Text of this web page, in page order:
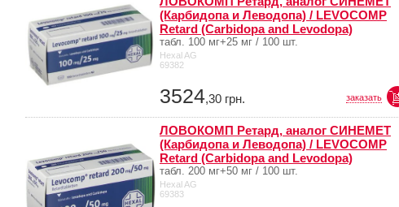
(Карбидопа и Леводопа) / LEVOCOMP
Retard (Carbidopa and Levodopa)
табл. 100 мг+25 мг / 100 шт.
Hexal AG
69382
3524,30 грн. заказать
ЛОВОКОМП Ретард, аналог СИНЕМЕТ
(Карбидопа и Леводопа) / LEVOCOMP
Retard (Carbidopa and Levodopa)
табл. 200 мг+50 мг / 100 шт.
Hexal AG
69383